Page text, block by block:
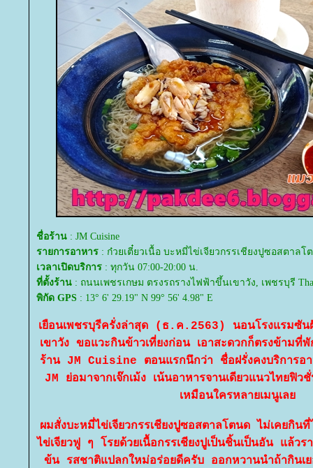
ชื่อร้าน : JM Cuisine
รายการอาหาร : ก๋วยเตี๋ยวเนื้อ บะหมี่ไข่เจียวกรรเชียงปูซอสตาลโ
เวลาเปิดบริการ : ทุกวัน 07:00-20:00 น.
ที่ตั้งร้าน : ถนนเพชรเกษม ตรงรถรางไฟฟ้าขึ้นเขาวัง, เพชรบุรี
พิกัด GPS : 13° 6' 29.19" N 99° 56' 4.98" E
เยือนเพชรบุรีครั่งล่าสุด (ธ.ค.2563) นอนโรงแรมซัน
เขาวัง ขอแวะกินข้าวเที่ยงก่อน เอาสะดวกก็ตรงข้ามที่พั
ร้าน JM Cuisine ตอนแรกนึกว่า ชื่อฝรั่งคงบริการอา
JM ย่อมาจากเจ๊กเม้ง เน้นอาหารจานเดียวแนวไทยฟิว
เหมือนใครหลายเมนูเล
ผมสั่งบะหมี่ไข่เจียวกรรเชียงปูซอสตาลโตนด ไม่เคยกิ
ไข่เจียวฟู ๆ โรยด้วยเนื้อกรรเชียงปูเป็นชิ้นเป็นอัน แล้ว
ข้น รสชาติแปลกใหม่อร่อยดีครับ ออกหวานนำถ้ากินเ